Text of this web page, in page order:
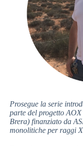
Prosegue la serie
parte del progetto
Brera) finanziato da
monolitiche per raggi